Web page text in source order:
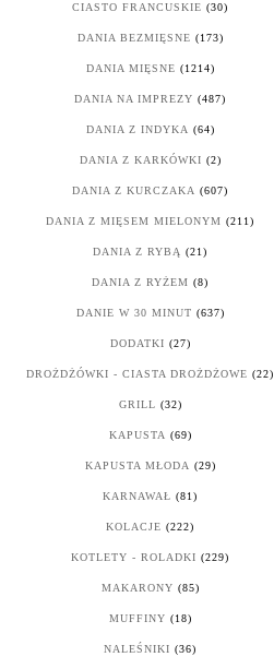
CIASTO FRANCUSKIE (30)
DANIA BEZMIĘSNE (173)
DANIA MIĘSNE (1214)
DANIA NA IMPREZY (487)
DANIA Z INDYKA (64)
DANIA Z KARKÓWKI (2)
DANIA Z KURCZAKA (607)
DANIA Z MIĘSEM MIELONYM (211)
DANIA Z RYBĄ (21)
DANIA Z RYŻEM (8)
DANIE W 30 MINUT (637)
DODATKI (27)
DROŻDŻÓWKI - CIASTA DROŻDŻOWE (22)
GRILL (32)
KAPUSTA (69)
KAPUSTA MŁODA (29)
KARNAWAŁ (81)
KOLACJE (222)
KOTLETY - ROLADKI (229)
MAKARONY (85)
MUFFINY (18)
NALEŚNIKI (36)